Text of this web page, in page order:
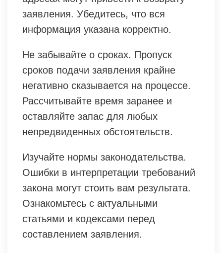
заявления. Убедитесь, что вся
информация указана корректно.
Не забывайте о сроках. Пропуск
сроков подачи заявления крайне
негативно сказывается на процессе.
Рассчитывайте время заранее и
оставляйте запас для любых
непредвиденных обстоятельств.
Изучайте нормы законодательства.
Ошибки в интерпретации требований
закона могут стоить вам результата.
Ознакомьтесь с актуальными
статьями и кодексами перед
составлением заявления.